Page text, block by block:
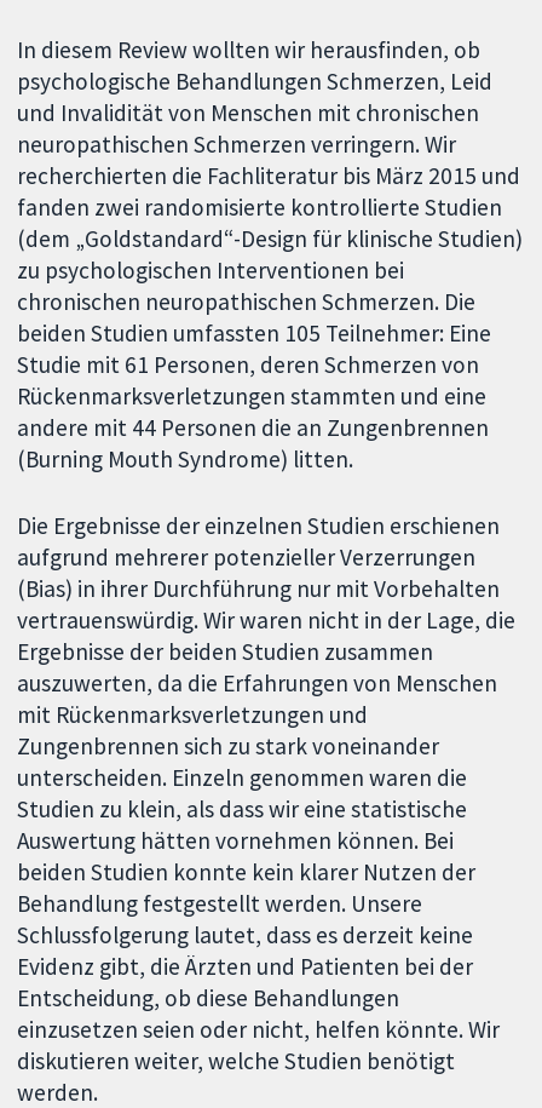
In diesem Review wollten wir herausfinden, ob
psychologische Behandlungen Schmerzen, Leid
und Invalidität von Menschen mit chronischen
neuropathischen Schmerzen verringern. Wir
recherchierten die Fachliteratur bis März 2015 und
fanden zwei randomisierte kontrollierte Studien
(dem „Goldstandard“-Design für klinische Studien)
zu psychologischen Interventionen bei
chronischen neuropathischen Schmerzen. Die
beiden Studien umfassten 105 Teilnehmer: Eine
Studie mit 61 Personen, deren Schmerzen von
Rückenmarksverletzungen stammten und eine
andere mit 44 Personen die an Zungenbrennen
(Burning Mouth Syndrome) litten.
Die Ergebnisse der einzelnen Studien erschienen
aufgrund mehrerer potenzieller Verzerrungen
(Bias) in ihrer Durchführung nur mit Vorbehalten
vertrauenswürdig. Wir waren nicht in der Lage, die
Ergebnisse der beiden Studien zusammen
auszuwerten, da die Erfahrungen von Menschen
mit Rückenmarksverletzungen und
Zungenbrennen sich zu stark voneinander
unterscheiden. Einzeln genommen waren die
Studien zu klein, als dass wir eine statistische
Auswertung hätten vornehmen können. Bei
beiden Studien konnte kein klarer Nutzen der
Behandlung festgestellt werden. Unsere
Schlussfolgerung lautet, dass es derzeit keine
Evidenz gibt, die Ärzten und Patienten bei der
Entscheidung, ob diese Behandlungen
einzusetzen seien oder nicht, helfen könnte. Wir
diskutieren weiter, welche Studien benötigt
werden.